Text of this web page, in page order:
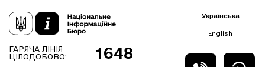
ГАРЯЧА ЛІНІЯ
ЦІЛОДОБОВО:
1648
Українська
English